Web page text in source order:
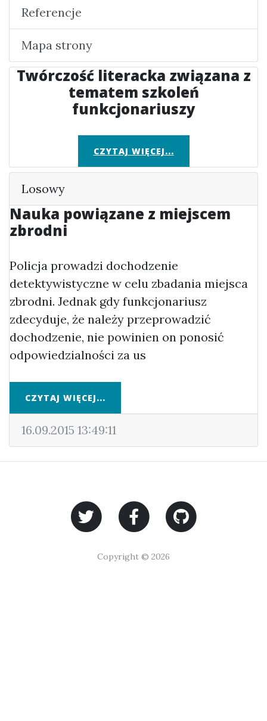
Referencje
Mapa strony
Twórczość literacka związana z
tematem szkoleń
funkcjonariuszy
CZYTAJ WIĘCEJ...
Losowy
Nauka powiązane z miejscem
zbrodni
Policja prowadzi dochodzenie
detektywistyczne w celu zbadania miejsca
zbrodni. Jednak gdy funkcjonariusz
zdecyduje, że należy przeprowadzić
dochodzenie, nie powinien on ponosić
odpowiedzialności za us
CZYTAJ WIĘCEJ...
16.09.2015 13:49:11
Copyright © 2026